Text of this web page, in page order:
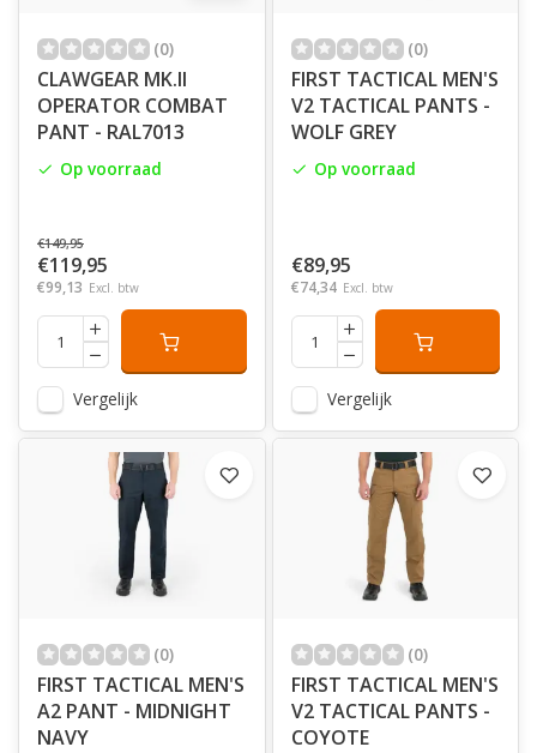
(0)
CLAWGEAR MK.II
OPERATOR COMBAT
PANT - RAL7013
Op voorraad
€149,95
€119,95
€99,13 Excl. btw
Vergelijk
(0)
FIRST TACTICAL MEN'S
V2 TACTICAL PANTS -
WOLF GREY
Op voorraad
€89,95
€74,34 Excl. btw
Vergelijk
(0)
FIRST TACTICAL MEN'S
A2 PANT - MIDNIGHT
NAVY
(0)
FIRST TACTICAL MEN'S
V2 TACTICAL PANTS -
COYOTE